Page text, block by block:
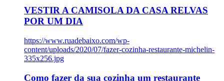
VESTIR A CAMISOLA DA CASA RELVAS
POR UM DIA
https://www.ruadebaixo.com/wp-
content/uploads/2020/07/fazer-cozinha-restaurante-michelin-
335x256.jpg
Como fazer da sua cozinha um restaurante